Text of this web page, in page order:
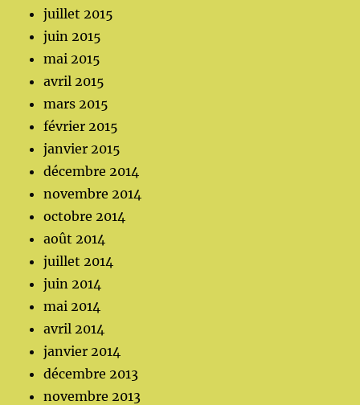
juillet 2015
juin 2015
mai 2015
avril 2015
mars 2015
février 2015
janvier 2015
décembre 2014
novembre 2014
octobre 2014
août 2014
juillet 2014
juin 2014
mai 2014
avril 2014
janvier 2014
décembre 2013
novembre 2013